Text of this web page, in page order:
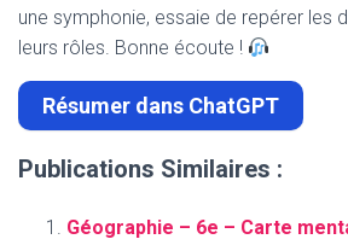
une symphonie, essaie de repérer les
leurs rôles. Bonne écoute !
Résumer dans ChatGPT
Publications Similaires :
Géographie – 6e – Carte